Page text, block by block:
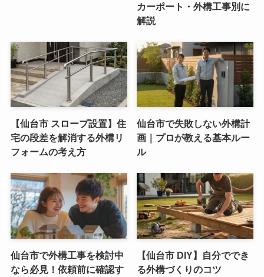
カーポート・外構工事別に
解説
【仙台市 スロープ設置】住
宅の段差を解消する外構リ
フォームの考え方
仙台市で失敗しない外構計
画｜プロが教える基本ルー
ル
仙台市で外構工事を検討中
なら必見！依頼前に確認す
【仙台市 DIY】自分ででき
る外構づくりのコツ